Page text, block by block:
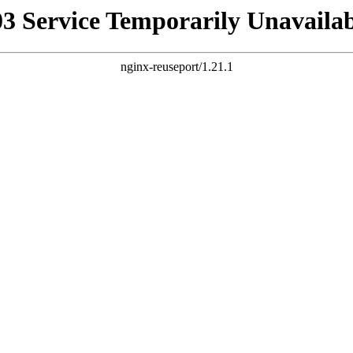
Service Temporarily
nginx-reuseport/1.21.1